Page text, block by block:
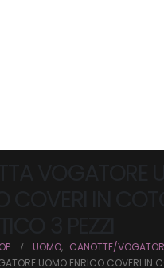
UOMO, CANOTTE/
UOMO ENRICO COVERI IN